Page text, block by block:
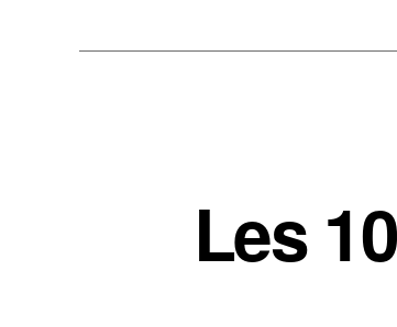
Les